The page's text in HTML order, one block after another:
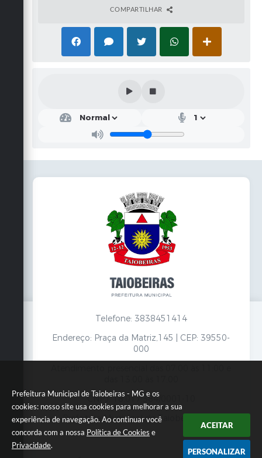
Prefeitura Municipal de Taiobeiras - MG e os
cookies: nosso site usa cookies para melhorar a sua
experiência de navegação. Ao continuar você
concorda com a nossa Política de Cookies e
Privacidade.
ACEITAR
PERSONALIZAR
COMPARTILHAR
Telefone: 3838451414
Endereço: Praça da Matriz,145 | CEP: 39550-
000
CNPJ: 18.017.384/0001-10
Prefeitura Municipal de Taiobeiras - MG